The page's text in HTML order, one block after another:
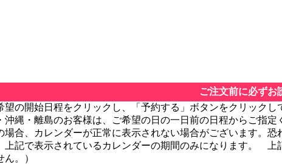
ご注文前に必ずお
望の開始日程をクリックし、「予約する」ボタンをクリックし
縄・離島のお客様は、ご希望の日の一日前の日程からご指定
合、カレンダーが正常に表示されない場合がございます。恐
記で表示されているカレンダーの期間のみになります。 上
。）